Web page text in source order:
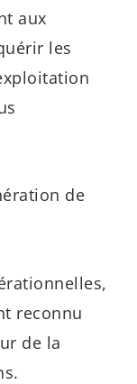
aux
les
de
reconnu
de la